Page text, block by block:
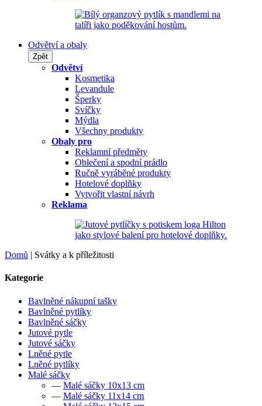
Odvětví a obaly
Zpět
Odvětví
Kosmetika
Levandule
Šperky
Svíčky
Mýdla
Všechny produkty
Obaly pro
Reklamní předměty
Oblečení a spodní prádlo
Ručně vyráběné produkty
Hotelové doplňky
Vytvořit vlastní návrh
Reklama
Domů | Svátky a k příležitosti
Kategorie
Bavlněné nákupní tašky
Bavlněné pytlíky
Bavlněné sáčky
Jutové pytle
Jutové sáčky
Lněné pytle
Lněné pytlíky
Malé sáčky
— Malé sáčky 10x13 cm
— Malé sáčky 11x14 cm